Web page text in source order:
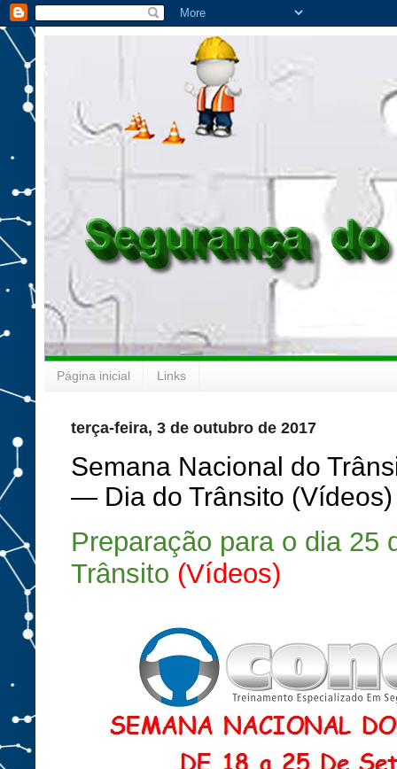
Página inicial Links
terça-feira, 3 de outubro de 2017
Semana Nacional do
— Dia do Trânsito (Vídeos)
Preparação para o dia
Trânsito (Vídeos)